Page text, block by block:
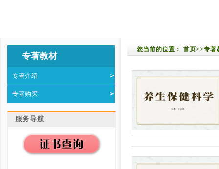
专著教材
专著介绍
专著购买
服务导航
您当前的位置： 首页>>专著